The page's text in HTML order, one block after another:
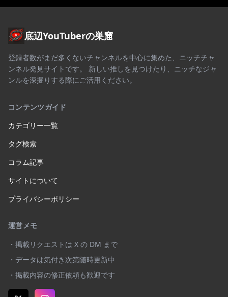
底辺YouTuberの巣窟
登録者数がまだ多くないチャンネルを中心に集めた、ニッチチャ
ンネル発見サイトです。 新しい推しを見つけたり、ニッチなジャ
ンルを深掘りする際にご活用ください。
コンテンツガイド
カテゴリー一覧
タグ検索
コラム記事
サイトについて
プライバシーポリシー
運営メモ
・掲載リクエストは X の DM まで
・データは気付き次第随時更新中
・掲載内容の修正依頼も歓迎です